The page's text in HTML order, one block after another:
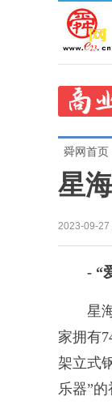
舜网首页
星
2023-09-27
- “爱
星海
家拥有
架立式
乐器”